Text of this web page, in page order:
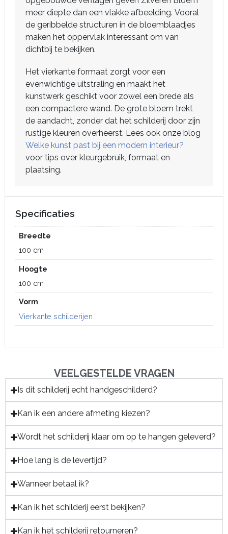
meer diepte dan een vlakke afbeelding. Vooral
de geribbelde structuren in de bloemblaadjes
maken het oppervlak interessant om van
dichtbij te bekijken.
Het vierkante formaat zorgt voor een
evenwichtige uitstraling en maakt het
kunstwerk geschikt voor zowel een brede als
een compactere wand. De grote bloem trekt
de aandacht, zonder dat het schilderij door zijn
rustige kleuren overheerst. Lees ook onze blog
Welke kunst past bij een modern interieur?
voor tips over kleurgebruik, formaat en
plaatsing.
Specificaties
Breedte
100 cm
Hoogte
100 cm
Vorm
Vierkante schilderijen
VEELGESTELDE VRAGEN
Is dit schilderij echt handgeschilderd?
Kan ik een andere afmeting kiezen?
Wordt het schilderij klaar om op te hangen geleverd?
Hoe lang is de levertijd?
Wanneer betaal ik?
Kan ik het schilderij eerst bekijken?
Kan ik het schilderij retourneren?